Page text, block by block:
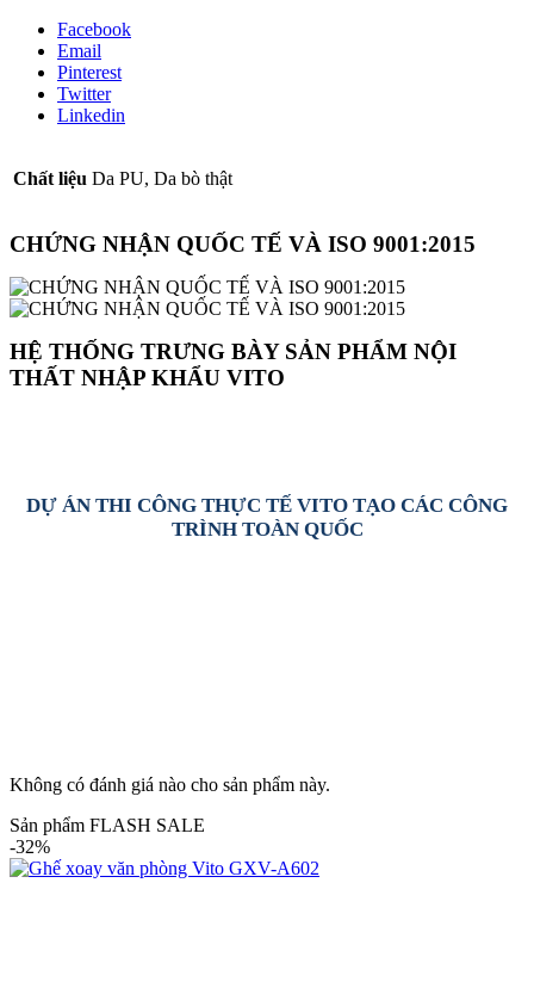
Facebook
Email
Pinterest
Twitter
Linkedin
Chất liệu Da PU, Da bò thật
CHỨNG NHẬN QUỐC TẾ VÀ ISO 9001:2015
HỆ THỐNG TRƯNG BÀY SẢN PHẨM NỘI
THẤT NHẬP KHẨU VITO
DỰ ÁN THI CÔNG THỰC TẾ VITO TẠO CÁC CÔNG
TRÌNH TOÀN QUỐC
Không có đánh giá nào cho sản phẩm này.
Sản phẩm FLASH SALE
-32%